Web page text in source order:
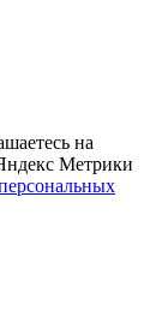
на
Метрики